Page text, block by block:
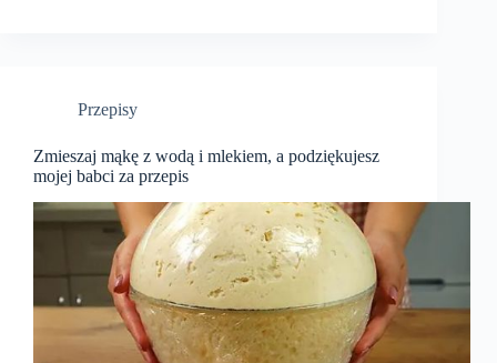
Przepisy
Zmieszaj mąkę z wodą i mlekiem, a podziękujesz
mojej babci za przepis